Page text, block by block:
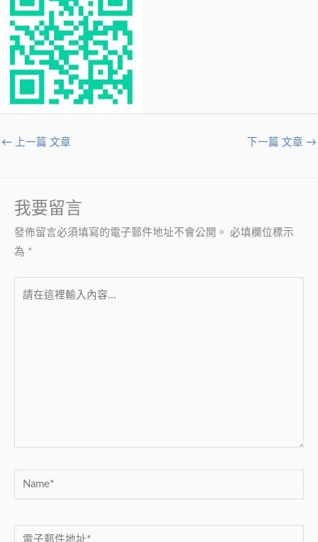
← 上一篇 文章 下一篇 文章 →
我要留言
發佈留言必須填寫的電子郵件地址不會公開。 必填欄位標示
為 *
Name*
電